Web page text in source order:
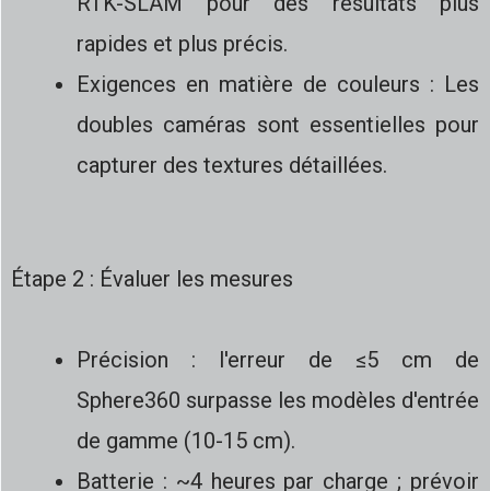
rapides et plus précis.
Exigences en matière de couleurs : Les
doubles caméras sont essentielles pour
capturer des textures détaillées.
Étape 2 : Évaluer les mesures
Précision : l'erreur de ≤5 cm de
Sphere360 surpasse les modèles d'entrée
de gamme (10-15 cm).
Batterie : ~4 heures par charge ; prévoir